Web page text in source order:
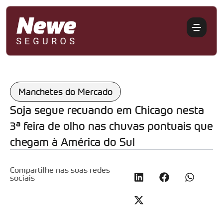
Manchetes do Mercado
Soja segue recuando em Chicago nesta
3ª feira de olho nas chuvas pontuais que
chegam à América do Sul
Compartilhe nas suas redes
sociais